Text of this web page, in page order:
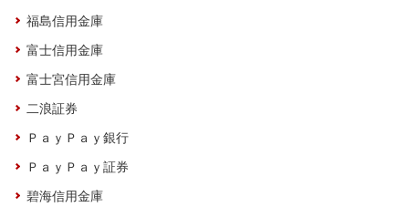
福島信用金庫
富士信用金庫
富士宮信用金庫
二浪証券
ＰａｙＰａｙ銀行
ＰａｙＰａｙ証券
碧海信用金庫